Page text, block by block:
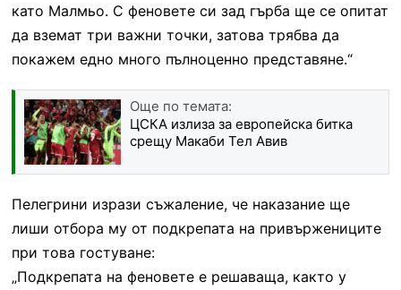
като Малмьо. С феновете си зад гърба ще се опитат
да вземат три важни точки, затова трябва да
покажем едно много пълноценно представяне.“
Още по темата:
ЦСКА излиза за европейска битка
срещу Макаби Тел Авив
Пелегрини изрази съжаление, че наказание ще
лиши отбора му от подкрепата на привържениците
при това гостуване:
„Подкрепата на феновете е решаваща, както у